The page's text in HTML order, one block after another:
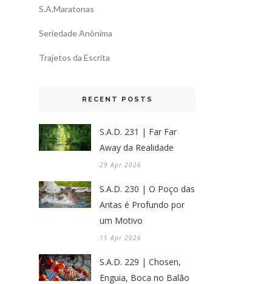
S.A.Maratonas
Seriedade Anônima
Trajetos da Escrita
RECENT POSTS
S.A.D. 231 | Far Far
Away da Realidade
29 Apr 2026
S.A.D. 230 | O Poço das
Antas é Profundo por
um Motivo
15 Apr 2026
S.A.D. 229 | Chosen,
Enguia, Boca no Balão